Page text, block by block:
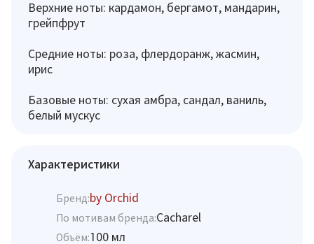
Верхние ноты: кардамон, бергамот, мандарин,
грейпфрут
Средние ноты: роза, флердоранж, жасмин,
ирис
Базовые ноты: сухая амбра, сандал, ваниль,
белый мускус
Характеристики
Бренд:by Orchid
По мотивам бренда:Cacharel
Объём:100 мл